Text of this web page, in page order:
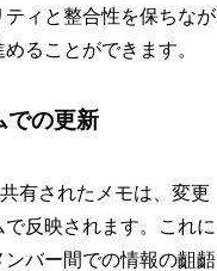
ィと整合性を保ちなが
ることができます。
での更新
有されたメモは、変更
反映されます。これに
ンバー間での情報の齟齬